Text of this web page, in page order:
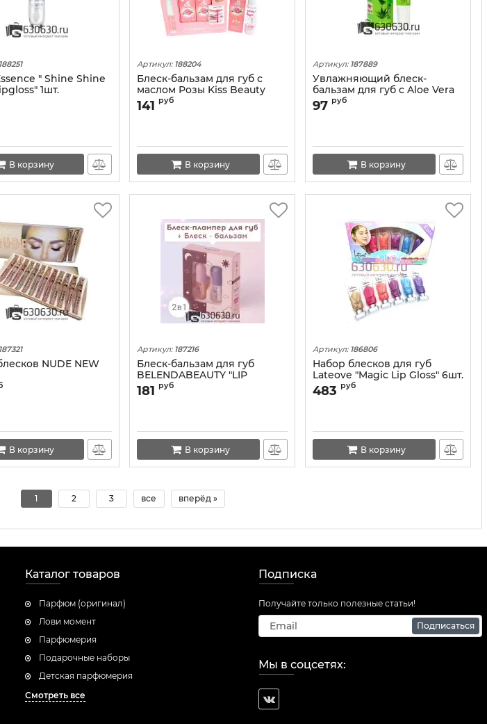
188251
" Shine Shine
1шт.
В корзину
Артикул: 188204
Блеск-бальзам для губ с
маслом Розы Kiss Beauty
"Rose Lip Serum" 1шт.
141 руб
В корзину
Артикул: 187889
Увлажняющий блеск-
бальзам для губ c Aloe Vera
LIP Serum 15ml
97 руб
В корзину
187321
NUDE NEW
В корзину
Артикул: 187216
Блеск-бальзам для губ
BELENDABEAUTY "LIP
Moisture Oil"
181 руб
В корзину
Артикул: 186806
Набор блесков для губ
Lateove "Magic Lip Gloss" 6шт.
483 руб
В корзину
1 2 3 все вперёд »
Каталог товаров
Парфюм (оригинал)
Лови момент
Парфюмерия
Подарочные наборы
Детская парфюмерия
Смотреть все
Подписка
Получайте только полезные статьи!
Подписаться
Мы в соцсетях: